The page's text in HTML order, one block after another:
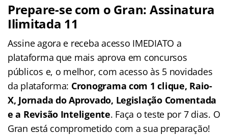
Prepare-se com o Gran: Assinatura
Ilimitada 11
Assine agora e receba acesso IMEDIATO a
plataforma que mais aprova em concursos
públicos e, o melhor, com acesso às 5 novidades
da plataforma: Cronograma com 1 clique, Raio-
X, Jornada do Aprovado, Legislação Comentada
e a Revisão Inteligente. Faça o teste por 7 dias. O
Gran está comprometido com a sua preparação!